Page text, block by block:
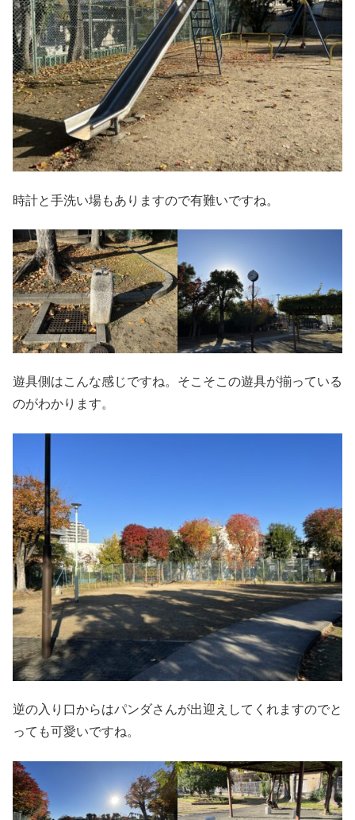
時計と手洗い場もありますので有難いですね。
遊具側はこんな感じですね。そこそこの遊具が揃っている
のがわかります。
逆の入り口からはパンダさんが出迎えしてくれますのでと
っても可愛いですね。